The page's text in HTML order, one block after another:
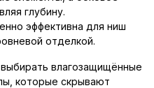
глубину.
эффективна для ниш
отделкой.
влагозащищённые
которые скрывают